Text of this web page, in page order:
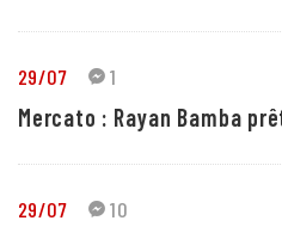
29/07 1
Mercato : Rayan Bamba
29/07 10